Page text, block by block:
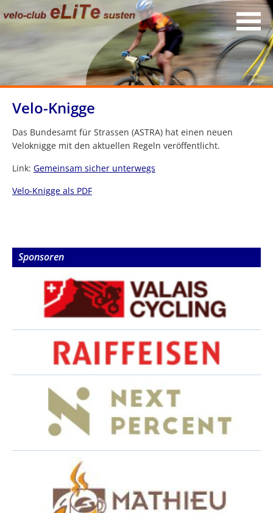
Velo-Knigge
Das Bundesamt für Strassen (ASTRA) hat einen neuen
Veloknigge mit den aktuellen Regeln veröffentlicht.
Link: Gemeinsam sicher unterwegs
Velo-Knigge als PDF
Sponsoren